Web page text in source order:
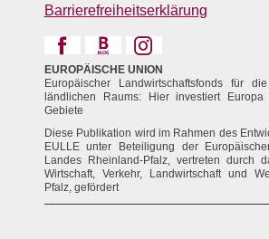
Barrierefreiheitserklärung
EUROPÄISCHE UNION
Europäischer Landwirtschaftsfonds für
ländlichen Raums: Hier investiert
Gebiete
Diese Publikation wird im Rahmen des
EULLE unter Beteiligung der
Landes Rheinland-Pfalz, vertreten durch
Wirtschaft, Verkehr, Landwirtschaft und
Pfalz, gefördert